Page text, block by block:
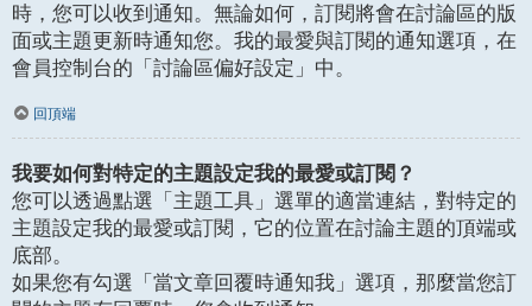
時，您可以收到通知。無論如何，訂閱將會在討論區的版
面或主題更新時通知您。我的最愛與訂閱的通知選項，在
會員控制台的「討論區偏好設定」中。
回頂端
我要如何對特定的主題設定我的最愛或訂閱？
您可以透過點選「主題工具」選單的適當連結，對特定的
主題設定我的最愛或訂閱，它的位置在討論主題的頂端或
底部。
如果您有勾選「當文章回覆時通知我」選項，那麼當您訂